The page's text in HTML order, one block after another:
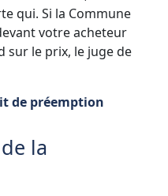
qui. Si la Commune
votre acheteur
sur le prix, le juge de
de préemption
la